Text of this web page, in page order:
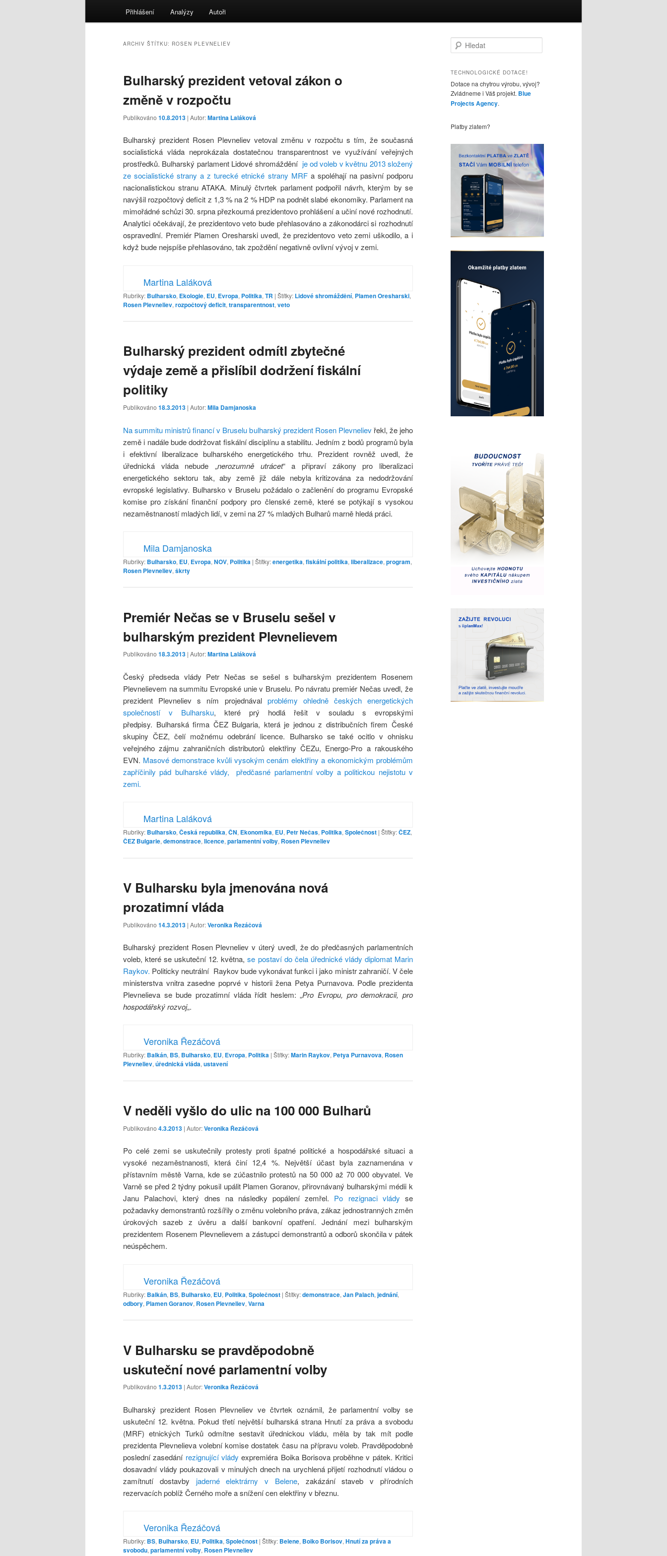
Přihlášení Analýzy Autoři
ARCHIV ŠTÍTKU: ROSEN PLEVNELIEV
Bulharský prezident vetoval zákon o
změně v rozpočtu
Publikováno 10.8.2013 | Autor:Martina Laláková
Bulharský prezident Rosen Plevneliev vetoval změnu v rozpočtu s tím, že současná
socialistická vláda neprokázala dostatečnou transparentnost ve využívání veřejných
prostředků. Bulharský parlament Lidové shromáždění je od voleb v květnu 2013 složený
ze socialistické strany a z turecké etnické strany MRFa spoléhají na pasivní podporu
nacionalistickou stranu ATAKA. Minulý čtvrtek parlament podpořil návrh, kterým by se
navýšil rozpočtový deficit z 1,3 % na 2 % HDP na podnět slabé ekonomiky. Parlament na
mimořádné schůzi 30. srpna přezkoumá prezidentovo prohlášení a učiní nové rozhodnutí.
Analytici očekávají, že prezidentovo veto bude přehlasováno a zákonodárci si rozhodnutí
ospravedlní. Premiér Plamen Oresharski uvedl, že prezidentovo veto zemi uškodilo, a i
když bude nejspíše přehlasováno, tak zpoždění negativně ovlivní vývoj v zemi.
Martina Laláková
Rubriky: Bulharsko, Ekologie, EU, Evropa, Politika, TR | Štítky: Lidové shromáždění, Plamen Oresharski,
Rosen Plevneliev, rozpočtový deficit, transparentnost, veto
Bulharský prezident odmítl zbytečné
výdaje země a přislíbil dodržení fiskální
politiky
Publikováno 18.3.2013 | Autor:Mila Damjanoska
Na summitu ministrů financí v Bruselu bulharský prezident Rosen Plevnelievřekl, že jeho
země i nadále bude dodržovat fiskální disciplínu a stabilitu. Jedním z bodů programů byla
i efektivní liberalizace bulharského energetického trhu. Prezident rovněž uvedl, že
úřednická vláda nebude „nerozumně utrácet“ a připraví zákony pro liberalizaci
energetického sektoru tak, aby země již dále nebyla kritizována za nedodržování
evropské legislativy. Bulharsko v Bruselu požádalo o začlenění do programu Evropské
komise pro získání finanční podpory pro členské země, které se potýkají s vysokou
nezaměstnaností mladých lidí, v zemi na 27 % mladých Bulharů marně hledá práci.
Mila Damjanoska
Rubriky: Bulharsko, EU, Evropa, NOV, Politika | Štítky:energetika, fiskální politika, liberalizace, program,
Rosen Plevneliev, škrty
Premiér Nečas se v Bruselu sešel v
bulharským prezident Plevnelievem
Publikováno 18.3.2013 | Autor:Martina Laláková
Český předseda vlády Petr Nečas se sešel s bulharským prezidentem Rosenem
Plevnelievem na summitu Evropské unie v Bruselu. Po návratu premiér Nečas uvedl, že
prezident Plevneliev s ním projednával problémy ohledně českých energetických
společností v Bulharsku, které prý hodlá řešit v souladu s evropskými
předpisy. Bulharská firma ČEZ Bulgaria, která je jednou z distribučních firem České
skupiny ČEZ, čelí možnému odebrání licence. Bulharsko se také ocitlo v ohnisku
veřejného zájmu zahraničních distributorů elektřiny ČEZu, Energo-Pro a rakouského
EVN. Masové demonstrace kvůli vysokým cenám elektřiny a ekonomickým problémům
zapříčinily pád bulharské vlády, předčasné parlamentní volby a politickou nejistotu v
zemi.
Martina Laláková
Rubriky: Bulharsko, Česká republika, ČN, Ekonomika, EU, Petr Nečas, Politika, Společnost | Štítky:ČEZ,
ČEZ Bulgarie, demonstrace, licence, parlamentní volby, Rosen Plevneliev
V Bulharsku byla jmenována nová
prozatimní vláda
Publikováno 14.3.2013 | Autor:Veronika Řezáčová
Bulharský prezident Rosen Plevneliev v úterý uvedl, že do předčasných parlamentních
voleb, které se uskuteční 12. května,se postaví do čela úřednické vlády diplomat Marin
Raykov. Politicky neutrální Raykov bude vykonávat funkci i jako ministr zahraničí. V čele
ministerstva vnitra zasedne poprvé v historii žena Petya Purnavova. Podle prezidenta
Plevnelieva se bude prozatimní vláda řídit heslem: „Pro Evropu, pro demokracii, pro
hospodářský rozvoj„.
Veronika Řezáčová
Rubriky: Balkán, BS, Bulharsko, EU, Evropa, Politika | Štítky:Marin Raykov, Petya Purnavova, Rosen
Plevneliev,úřednická vláda,ustavení
V neděli vyšlo do ulic na 100 000 Bulharů
Publikováno 4.3.2013 | Autor:Veronika Řezáčová
Po celé zemi se uskutečnily protesty proti špatné politické a hospodářské situaci a
vysoké nezaměstnanosti, která činí 12,4 %. Největší účast byla zaznamenána v
přístavním městě Varna, kde se zúčastnilo protestů na 50 000 až 70 000 obyvatel. Ve
Varně se před 2 týdny pokusil upálit Plamen Goranov, přirovnávaný bulharskými médii k
Janu Palachovi, který dnes na následky popálení zemřel. Po rezignaci vlády se
požadavky demonstrantů rozšířily o změnu volebního práva, zákaz jednostranných změn
úrokových sazeb z úvěru a další bankovní opatření. Jednání mezi bulharským
prezidentem Rosenem Plevnelievem a zástupci demonstrantů a odborů skončila v pátek
neúspěchem.
Veronika Řezáčová
Rubriky: Balkán, BS, Bulharsko, EU, Politika, Společnost | Štítky:demonstrace, Jan Palach, jednání,
odbory, Plamen Goranov, Rosen Plevneliev, Varna
V Bulharsku se pravděpodobně
uskuteční nové parlamentní volby
Publikováno 1.3.2013 | Autor:Veronika Řezáčová
Bulharský prezident Rosen Plevneliev ve čtvrtek oznámil, že parlamentní volby se
uskuteční 12. května. Pokud třetí největší bulharská strana Hnutí za práva a svobodu
(MRF) etnických Turků odmítne sestavit úřednickou vládu, měla by tak mít podle
prezidenta Plevnelieva volební komise dostatek času na přípravu voleb. Pravděpodobně
poslední zasedání rezignující vlády expremiéra Boika Borisova proběhne v pátek. Kritici
dosavadní vlády poukazovali v minulých dnech na urychlená přijetí rozhodnutí vládou o
zamítnutí dostavby jaderné elektrárny v Belene, zakázání staveb v přírodních
rezervacích poblíž Černého moře a snížení cen elektřiny v březnu.
Veronika Řezáčová
Rubriky: BS, Bulharsko, EU, Politika, Společnost | Štítky: Belene, Boiko Borisov, Hnutí za práva a
svobodu, parlamentní volby, Rosen Plevneliev
l
d
t
TECHNOLOGICKÉ DOTACE!
Dotace na chytrou výrobu, vývoj?
Zvládneme i Váš projekt. Blue
Projects Agency.
Platby zlatem?